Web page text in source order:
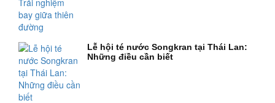
Lễ hội té nước Songkran tại Thái Lan:
Những điều cần biết